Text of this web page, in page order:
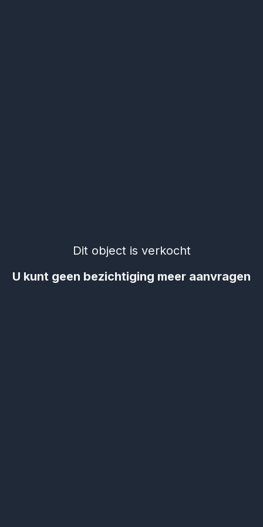
Dit object is verkocht
U kunt geen bezichtiging meer aanvragen